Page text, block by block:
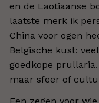
en de Laotiaanse
laatste merk ik
China voor ogen
Belgische kust:
goedkope
maar sfeer of